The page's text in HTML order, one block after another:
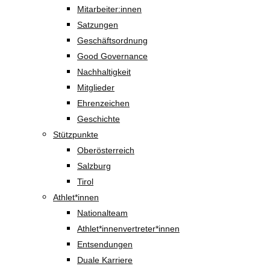
Mitarbeiter:innen
Satzungen
Geschäftsordnung
Good Governance
Nachhaltigkeit
Mitglieder
Ehrenzeichen
Geschichte
Stützpunkte
Oberösterreich
Salzburg
Tirol
Athlet*innen
Nationalteam
Athlet*innenvertreter*innen
Entsendungen
Duale Karriere